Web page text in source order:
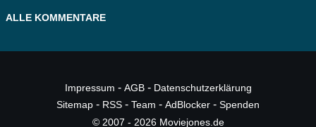
ALLE KOMMENTARE
Impressum - AGB- Datenschutzerklärung
Sitemap - RSS - Team - AdBlocker - Spenden
© 2007 - 2026 Moviejones.de